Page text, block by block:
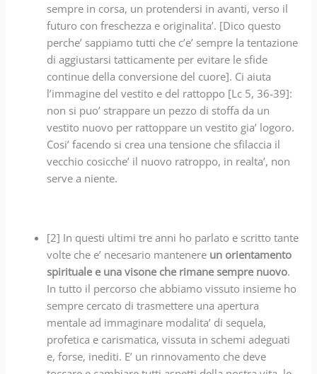
sempre in corsa, un protendersi in avanti, verso il
futuro con freschezza e originalita’. [Dico questo
perche’ sappiamo tutti che c’e’ sempre la tentazione
di aggiustarsi tatticamente per evitare le sfide
continue della conversione del cuore]. Ci aiuta
l’immagine del vestito e del rattoppo [Lc 5, 36-39]:
non si puo’ strappare un pezzo di stoffa da un
vestito nuovo per rattoppare un vestito gia’ logoro.
Cosi’ facendo si crea una tensione che sfilaccia il
vecchio cosicche’ il nuovo ratroppo, in realta’, non
serve a niente.
[2] In questi ultimi tre anni ho parlato e scritto tante
volte che e’ necesario mantenere un orientamento
spirituale e una visone che rimane sempre nuovo.
In tutto il percorso che abbiamo vissuto insieme ho
sempre cercato di trasmettere una apertura
mentale ad immaginare modalita’ di sequela,
profetica e carismatica, vissuta in schemi adeguati
e, forse, inediti. E’ un rinnovamento che deve